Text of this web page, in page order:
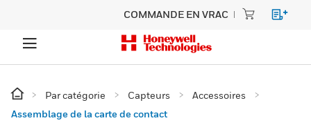
COMMANDE EN VRAC
Par catégorie Capteurs
Accessoires
Assemblage de la carte de contact